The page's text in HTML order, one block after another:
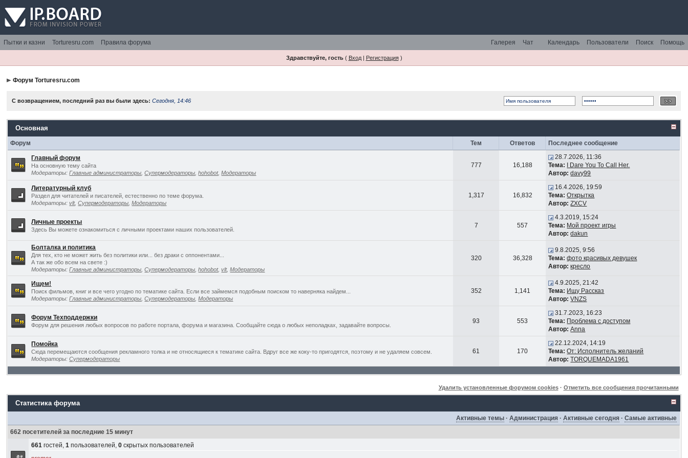
Пытки и казни Torturesru.com Правила форума Помощь
Поиск
Пользователи
Календарь
Чат
Галерея
Здравствуйте, гость( Вход| Регистрация)
Форум Torturesru.com
С возвращением, последний раз вы были здесь:Сегодня, 14:46
Основная
Форум Тем Ответов Последнее сообщение
Главный форум
На основную тему сайта
Модераторы:Главные администраторы ,Супермодераторы ,hohobot,Модераторы
777 16,188
28.7.2026, 11:36
Тема:
I Dare You To Call Her.
Автор: davy99
Литературный клуб
Раздел для читателей и писателей, естественно по теме форума.
Модераторы:vlt,Супермодераторы ,Модераторы
1,317 16,832
16.4.2026, 19:59
Тема: Открытка
Автор: ZXCV
Личные проекты
Здесь Вы можете ознакомиться с личными проектами наших пользователей.
7 557
4.3.2019, 15:24
Тема: Мой проект игры
Автор: dakun
Болталка и политика
Для тех, кто не может жить без политики или... без драки с оппонентами...
А так же обо всем на свете :)
Модераторы:Главные администраторы ,Супермодераторы ,hohobot,vlt,Модераторы
320 36,328
9.8.2025, 9:56
Тема: фото красивых девушек
Автор: кресло
Ищем!
Поиск фильмов, книг и все чего угодно по тематике сайта. Если все займемся подобным поиском то наверняка найдем...
Модераторы:Главные администраторы ,Супермодераторы ,Модераторы
352 1,141
4.9.2025, 21:42
Тема: Ищу Рассказ
Автор: VNZS
Форум Техподдержки
Форум для решения любых вопросов по работе портала, форума и магазина. Сообщайте сюда о любых неполадках, задавайте вопросы.
93 553
31.7.2023, 16:23
Тема: Проблема с доступом
Автор: Anna
Помойка
Сюда перемещаются сообщения рекламного толка и не относящиеся к тематике сайта. Вдруг все же коку-то пригодятся, поэтому и не удаляем совсем.
Модераторы:Супермодераторы
61 170
22.12.2024, 14:19
Тема: От: Исполнитель желаний
Автор: TORQUEMADA1961
Удалить установленные форумом cookies· Отметить все сообщения прочитанными
Статистика форума
Активные темы ·Администрация ·Активные сегодня ·Самые активные
662 посетителей за последние 15 минут
661 гостей,1 пользователей,0 скрытых пользователей